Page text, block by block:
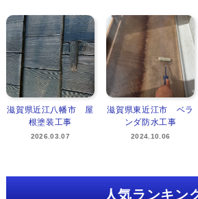
滋賀県近江八幡市 屋
根塗装工事
2026.03.07
滋賀県東近江市 ベラ
ンダ防水工事
2024.10.06
人気ランキン